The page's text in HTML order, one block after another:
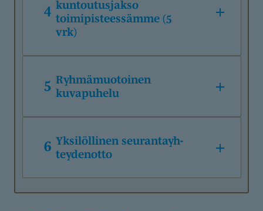
4 kuntoutusjakso
toimipisteessämme (5
vrk)
5 Ryhmämuotoinen
kuvapuhelu
6 Yksilöllinen seurantayh­
tey­denotto